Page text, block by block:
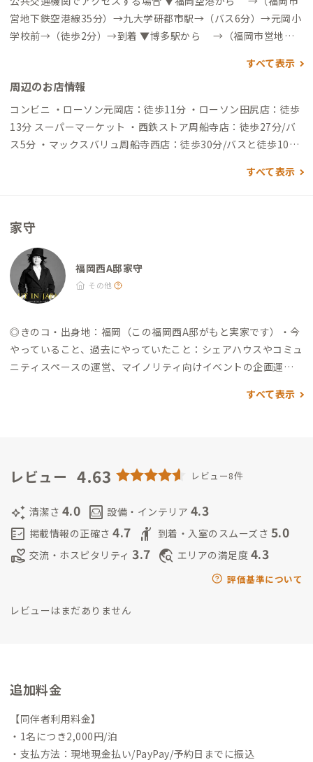
営地下鉄空港線35分）→九大学研都市駅→（バス6分）→元岡小
学校前→（徒歩2分）→到着 ▼博多駅から →（福岡市営地下
校前→（徒歩2分）→到着 ▼九州大学伊都キャンパスから →
（バス5～20分）→元岡小学校前→（徒歩2分）→到着 ※バス
停：元岡農協前からも徒歩4分で到着します、バス路線により停
留所名をご確認ください 自動車でアクセスする場合 ▼福岡空港
から →（一般道5分）→榎田IC→（高速道20分）→今宿IC→
C→（高速道15分）→今宿IC→（一般道10分）→到着 ▼九州大
すべて表示
周辺のお店情報
コンビニ ・ローソン元岡店：徒歩11分 ・ローソン田尻店：徒歩
13分 スーパーマーケット ・西鉄ストア周船寺店：徒歩27分/バ
ス5分 ・マックスバリュ周船寺西店：徒歩30分/バスと徒歩10分
マウンテンマウンテン：徒歩1分（古民家を改装したレストラ
分/バスと徒歩12分（福岡を代表するうどん屋、40分茹でて水で
締めない軟めんが特徴的） ・博多ラーメン膳 周船寺店：徒歩30
分/バスと徒歩12分（安さで有名な博多ラーメンのチェーン店）
・一力寿司：徒歩37分/バスと徒歩19分（鯛ラーメンで有名な寿
司屋） 商業施設、教育施設 ・九大新町エリア：徒歩16分（伊都
コワーキングもできる蔦屋書店ほか、インスタ映えする飲食店
など） ・「ゲートウェイ」エリア：徒歩24分/バス停から徒歩2
分（セリア、UNIQLO、西松屋、ヤマダ電機、ベスト電器、グッ
デイなど大型商業施設あり） ・九州大学伊都キャンパス：徒歩2
歩1分 ・家のある糸島半島はおしゃれなカフェ、牡蠣小屋（10
すべて表示
家守
福岡西A邸家守
その他
◎きのコ ・出身地：福岡（この福岡西A邸がもと実家です）
・今
やっていること、過去にやっていたこと：シェアハウスやコミュ
ニティスペースの運営、マイノリティ向けイベントの企画運
著書『わたし、恋人が2人
リティフレンドリーな居場所を作りたい。◎ひでき
学、雲南大学人文学院に中国政府奨学金普通進修生1年間留学。
九州大学21世紀プログラム卒業学士（学術）、九州大学大学院
地球社会統合科学府修士（学術）・今やっていること仕事：
地方公務員（この運営について地域おこしとして許可済）、糸
活動：近畿大学通信教育部法学部正科生、日本
崎路上観察学会アルキメデス会員
界の人との遭遇。
て使えることを、実践して広げたい。
んでいます。雑談お茶お誘い大歓迎です。
すべて表示
レビュー 4.63 レビュー8件
auto_awesome 清潔さ 4.0 living 設備・インテリア 4.3
fact_check 掲載情報の正確さ 4.7 hail 到着・入室のスムーズさ 5.0
volunteer_activism 交流・ホスピタリティ 3.7 travel_explore エリアの満足度 4.3
評価基準について
レビューはまだありません
追加料金
【同伴者利用料金】
・1名につき2,000円/泊
・支払方法：現地現金払い/PayPay/予約日までに振込